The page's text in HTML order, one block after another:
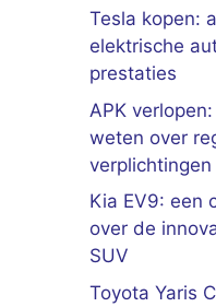
Tesla kopen:
elektrische
prestaties
APK
weten over
verplichtingen
Kia EV9: een
over de
SUV
Toyota Yaris